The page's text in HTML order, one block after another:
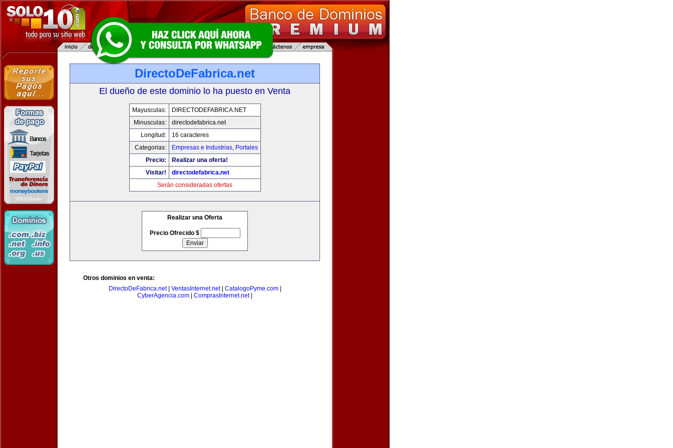
DirectoDeFabrica.net
El dueño de este dominio lo ha puesto en Venta
Mayusculas:
DIRECTODEFABRICA.NET
Minusculas:
directodefabrica.net
Longitud:
16 caracteres
Categorias:
Empresas e Industrias, Portales
Precio:
Realizar una oferta!
Visitar!
directodefabrica.net
Serán consideradas ofertas
Realizar una Oferta
Precio Ofrecido $
Otros dominios en venta:
DirectoDeFabrica.net| VentasInternet.net| CatalogoPyme.com|
CyberAgencia.com
ComprasInternet.net|